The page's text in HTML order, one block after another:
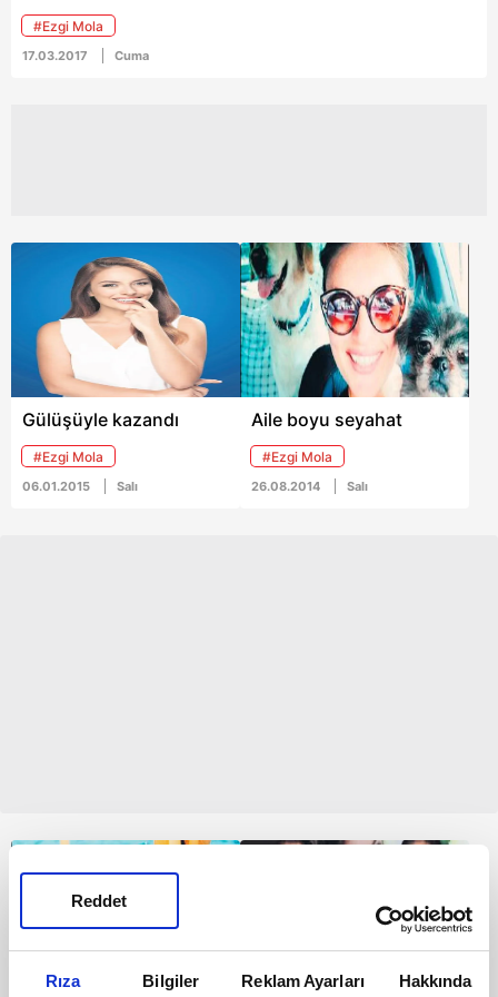
Rıza Bilgiler Reklam Ayarları Hakkında
Reddet
#Ezgi Mola
17.03.2017 Cuma
Gülüşüyle kazandı
#Ezgi Mola
06.01.2015 Salı
Aile boyu seyahat
#Ezgi Mola
26.08.2014 Salı